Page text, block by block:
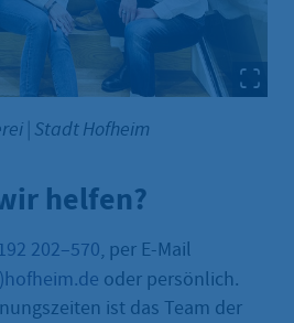
| Stadt Hofheim
helfen?
202–570, per E-Mail
oder persönlich.
ist das Team der